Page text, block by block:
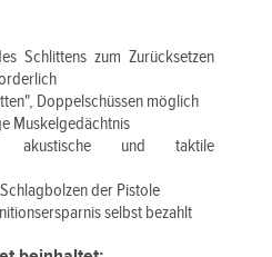
Schlittens zum Zurücksetzen
Doppelschüssen möglich
Muskelgedächtnis
akustische und taktile
der Pistole
selbst bezahlt